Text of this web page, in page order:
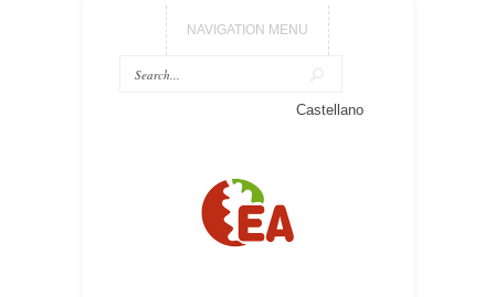
NAVIGATION MENU
Castellano